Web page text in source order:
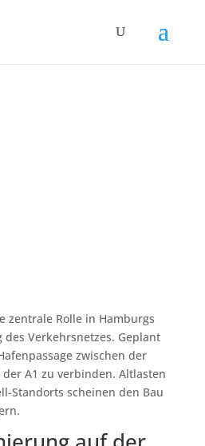
zentrale Rolle in Hamburgs
Verkehrsnetzes. Geplant
zwischen der
A1 zu verbinden. Altlasten
Standorts scheinen den Bau